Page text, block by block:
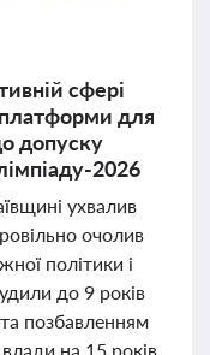
сфері
для
допуску
2026
ухвалив
очолив
політики і
до 9 років
позбавленням
на 15 років.